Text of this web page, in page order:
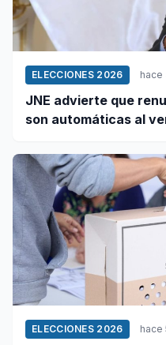
ELECCIONES 2026 hace
JNE advierte que
son automáticas al
ELECCIONES 2026 hace